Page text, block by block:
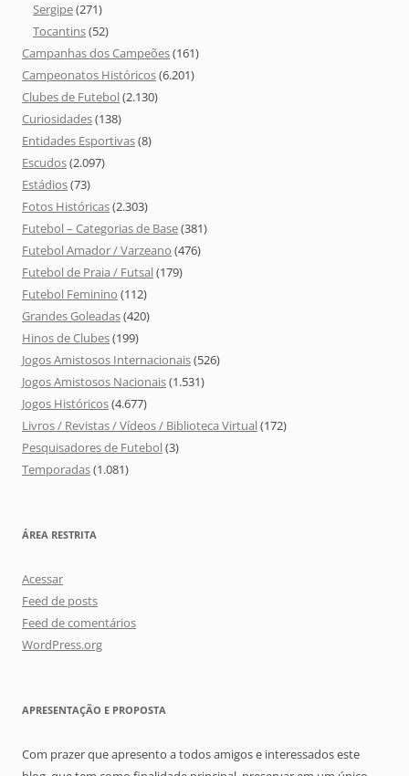
Sergipe(271)
Tocantins(52)
Campanhas dos Campeões(161)
Campeonatos Históricos(6.201)
Clubes de Futebol(2.130)
Curiosidades(138)
Entidades Esportivas(8)
Escudos(2.097)
Estádios(73)
Fotos Históricas(2.303)
Futebol – Categorias de Base(381)
Futebol Amador / Varzeano (476)
Futebol de Praia / Futsal(179)
Futebol Feminino (112)
Grandes Goleadas(420)
Hinos de Clubes(199)
Jogos Amistosos Internacionais(526)
Jogos Amistosos Nacionais(1.531)
Jogos Históricos(4.677)
Livros / Revistas / Vídeos / Biblioteca Virtual(172)
Pesquisadores de Futebol(3)
Temporadas(1.081)
ÁREA RESTRITA
Acessar
Feed de posts
Feed de comentários
WordPress.org
APRESENTAÇÃO E PROPOSTA
Com prazer que apresento a todos amigos e interessados este